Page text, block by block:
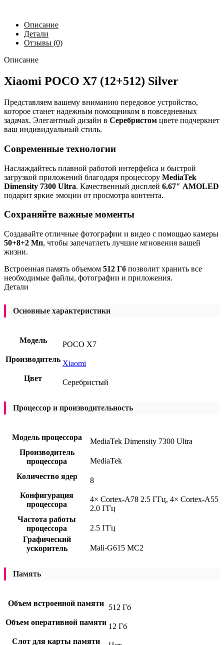
Описание
Детали
Отзывы (0)
Описание
Xiaomi POCO X7 (12+512) Silver
Представляем вашему вниманию передовое устройство,
которое станет надежным помощником в повседневных
задачах. Элегантный дизайн в Серебристом цвете подчеркнет
ваш индивидуальный стиль.
Современные технологии
Наслаждайтесь плавной работой интерфейса и быстрой
загрузкой приложений благодаря процессору MediaTek
Dimensity 7300 Ultra. Качественный дисплей 6.67″ AMOLED
подарит яркие эмоции от просмотра контента.
Сохраняйте важные моменты
Создавайте отличные фотографии и видео с помощью камеры
50+8+2 Мп, чтобы запечатлеть лучшие мгновения вашей
жизни.
Встроенная память объемом 512 Гб позволит хранить все
необходимые файлы, фотографии и приложения.
Детали
Основные характеристики
Модель
POCO X7
Производитель Xiaomi
Цвет
Серебристый
Процессор и производительность
Модель процессора
MediaTek Dimensity 7300 Ultra
Производитель
процессора
MediaTek
Количество ядер
8
Конфигурация
процессора
4× Cortex-A78 2.5 ГГц, 4× Cortex-A55
2.0 ГГц
Частота работы
процессора
2.5 ГГц
Графический
ускоритель
Mali-G615 MC2
Память
Объем встроенной памяти 512 Гб
Объем оперативной памяти 12 Гб
Слот для карты памяти